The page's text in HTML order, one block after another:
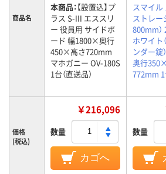
商品名
本商品：【設置込】プ
ラス S-III エススリ
ー 役員用 サイドボ
ード 幅1800×奥行
450×高さ720mm
マホガニー OV-180S
1台（直送品）
スマイル
ストレー
800mm）
ホワイト
ンダー錠
奥行
772mm 1
価格
(税込)
￥216,096
数量
カゴへ
数量